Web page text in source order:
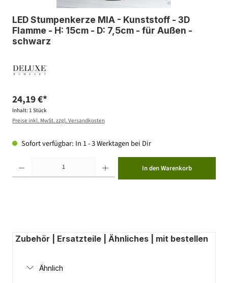
LED Stumpenkerze MIA - Kunststoff - 3D
Flamme - H: 15cm - D: 7,5cm - für Außen -
schwarz
24,19 €*
Inhalt: 1 Stück
Preise inkl. MwSt. zzgl. Versandkosten
Sofort verfügbar: In 1 - 3 Werktagen bei Dir
In den Warenkorb
Zubehör | Ersatzteile | Ähnliches | mit bestellen
Ähnlich